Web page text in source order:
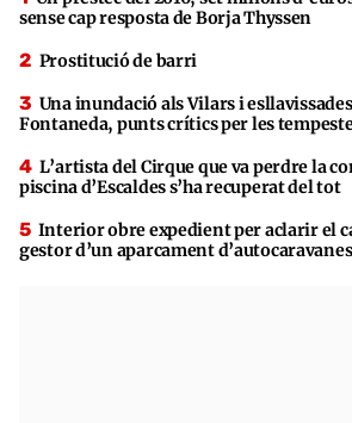
sense cap resposta de Borja Thyssen
Prostitució de barri
Una inundació als Vilars i
Fontaneda, punts crítics per les
L’artista del Cirque que va perdre la
piscina d’Escaldes s’ha recuperat del tot
Interior obre expedient per aclarir el
gestor d’un aparcament d’autocaravanes